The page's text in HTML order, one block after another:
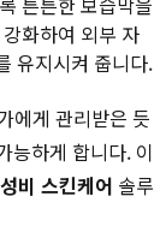
화하여 외부 자
유지시켜 줍니다.
에게 관리받은 듯
능하게 합니다. 이
비 스킨케어 솔루